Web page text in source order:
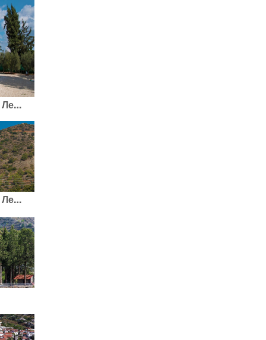
2-й Местный Маршрут по Лемесос (Лимассол) Религиозный маршрут
3-й Местный Маршрут по Лемесос (Лимассол) Религиозный маршрут